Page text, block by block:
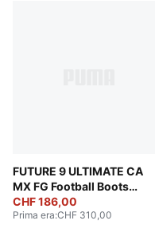
FUTURE 9 ULTIMATE CA
MX FG Football Boots
Unisex
CHF 186,00
Prima era:CHF 310,00